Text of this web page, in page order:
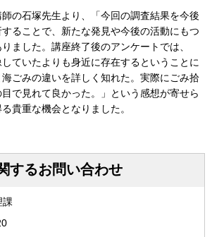
の石塚先生より、「今回の調査結果を今後
ることで、新たな発見や今後の活動にもつ
ました。講座終了後のアンケートでは、
していたよりも身近に存在するということに
ごみの違いを詳しく知れた。実際にごみ拾
で見れて良かった。」という感想が寄せら
貴重な機会となりました。
するお問い合わせ
課